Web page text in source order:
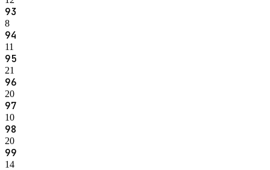
93
8
94
11
95
21
96
20
97
10
98
20
99
14